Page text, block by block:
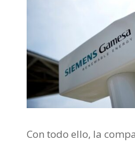
Con todo ello, la